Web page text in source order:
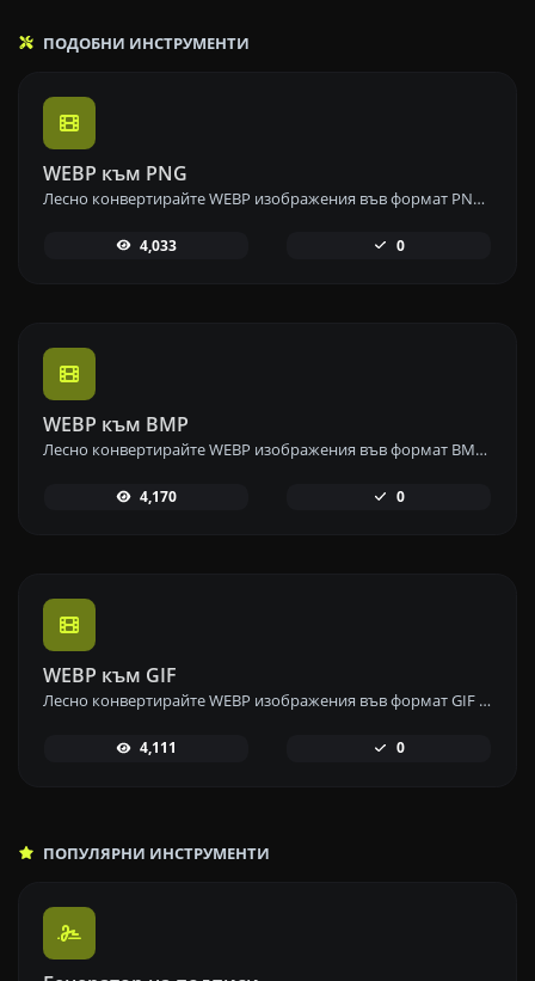
ПОДОБНИ ИНСТРУМЕНТИ
WEBP към PNG
Лесно конвертирайте WEBP изображения във формат PNG с нашия инструмент за конвертиране от WEBP в PNG за изображения с високо качество.
4,033 0
WEBP към BMP
Лесно конвертирайте WEBP изображения във формат BMP с нашия инструмент за конвертиране от WEBP в BMP за висококачествени изображения.
4,170 0
WEBP към GIF
Лесно конвертирайте WEBP изображения във формат GIF с нашия инструмент за конвертиране от WEBP в GIF за създаване на анимирани изображения.
4,111 0
ПОПУЛЯРНИ ИНСТРУМЕНТИ